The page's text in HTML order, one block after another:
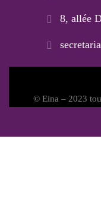
8, allée
© Eina – 2023